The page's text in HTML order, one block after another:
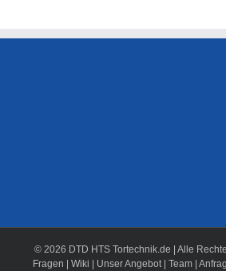
© 2026 DTD HTS Tortechnik.de | Alle
Fragen | Wiki | Unser Angebot| Team |